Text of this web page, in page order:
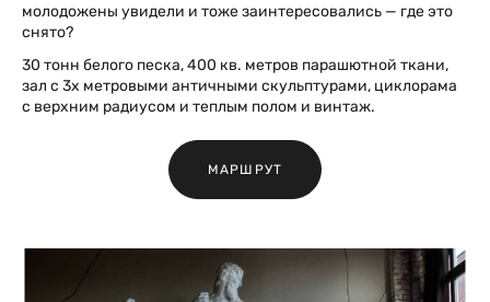
молодожены увидели и тоже заинтересовались — где это
снято?
30 тонн белого песка, 400 кв. метров парашютной ткани,
зал с 3х метровыми античными скульптурами, циклорама
с верхним радиусом и теплым полом и винтаж.
МАРШРУТ